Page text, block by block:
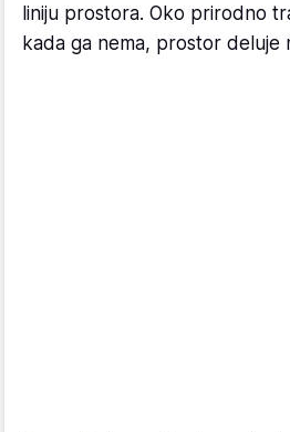
liniju prostora. Oko prirodno
kada ga nema, prostor deluje